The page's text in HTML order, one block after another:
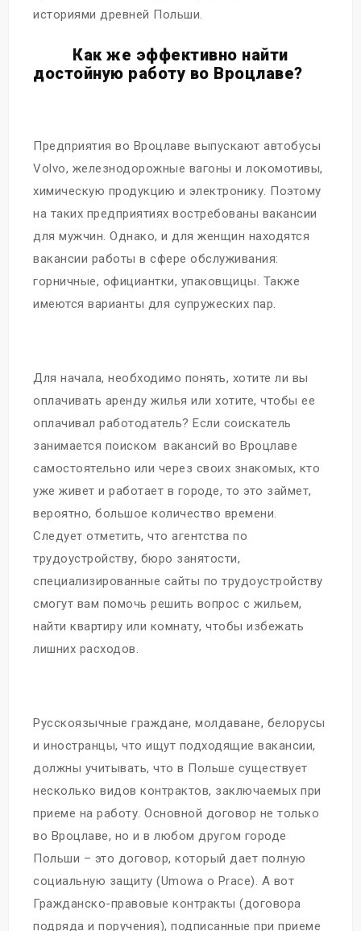
историями древней Польши.
Как же эффективно найти
достойную работу во Вроцлаве?
Предприятия во Вроцлаве выпускают автобусы
Volvo, железнодорожные вагоны и локомотивы,
химическую продукцию и электронику. Поэтому
на таких предприятиях востребованы вакансии
для мужчин. Однако, и для женщин находятся
вакансии работы в сфере обслуживания:
горничные, официантки, упаковщицы. Также
имеются варианты для супружеских пар.
Для начала, необходимо понять, хотите ли вы
оплачивать аренду жилья или хотите, чтобы ее
оплачивал работодатель? Если соискатель
занимается поиском вакансий во Вроцлаве
самостоятельно или через своих знакомых, кто
уже живет и работает в городе, то это займет,
вероятно, большое количество времени.
Следует отметить, что агентства по
трудоустройству, бюро занятости,
специализированные сайты по трудоустройству
смогут вам помочь решить вопрос с жильем,
найти квартиру или комнату, чтобы избежать
лишних расходов.
Русскоязычные граждане, молдаване, белорусы
и иностранцы, что ищут подходящие вакансии,
должны учитывать, что в Польше существует
несколько видов контрактов, заключаемых при
приеме на работу. Основной договор не только
во Вроцлаве, но и в любом другом городе
Польши – это договор, который дает полную
социальную защиту (Umowa o Prace). А вот
Гражданско-правовые контракты (договора
подряда и поручения), подписанные при приеме